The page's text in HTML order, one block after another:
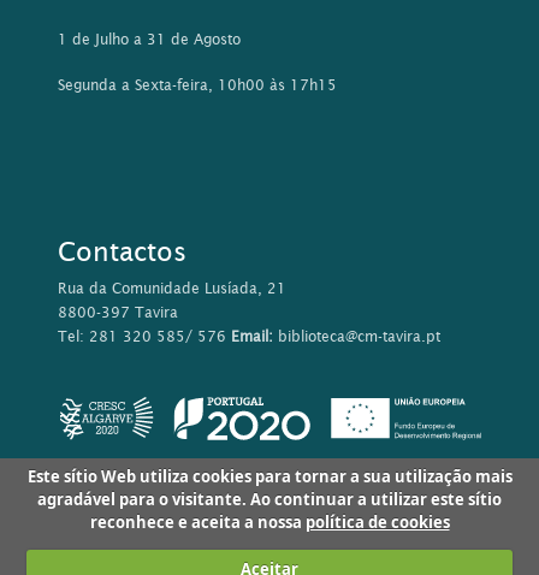
1 de Julho a 31 de Agosto
Segunda a Sexta-feira, 10h00 às 17h15
Contactos
Rua da Comunidade Lusíada, 21
8800-397 Tavira
Tel: 281 320 585/ 576 Email: biblioteca@cm-tavira.pt
Este sítio Web utiliza cookies para tornar a sua utilização mais
agradável para o visitante. Ao continuar a utilizar este sítio
reconhece e aceita a nossa política de cookies
Aceitar